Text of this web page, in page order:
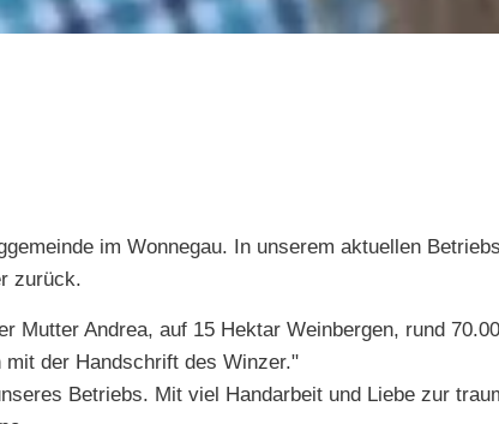
im Wonnegau. In unserem aktuellen
zurück.
Mutter Andrea, auf 15 Hektar Weinbergen, rund
der Handschrift des Winzer."
Betriebs. Mit viel Handarbeit und Liebe zur